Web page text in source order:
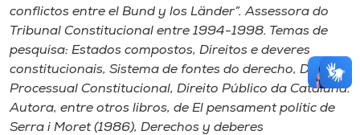
conflictos entre el Bund y los Länder”. Assessora do
Tribunal Constitucional entre 1994-1998. Temas de
pesquisa: Estados compostos, Direitos e deveres
constitucionais, Sistema de fontes do derecho, Direito
Processual Constitucional, Direito Público da Cataluña.
Autora, entre otros libros, de El pensament polític de
Serra i Moret (1986), Derechos y deberes